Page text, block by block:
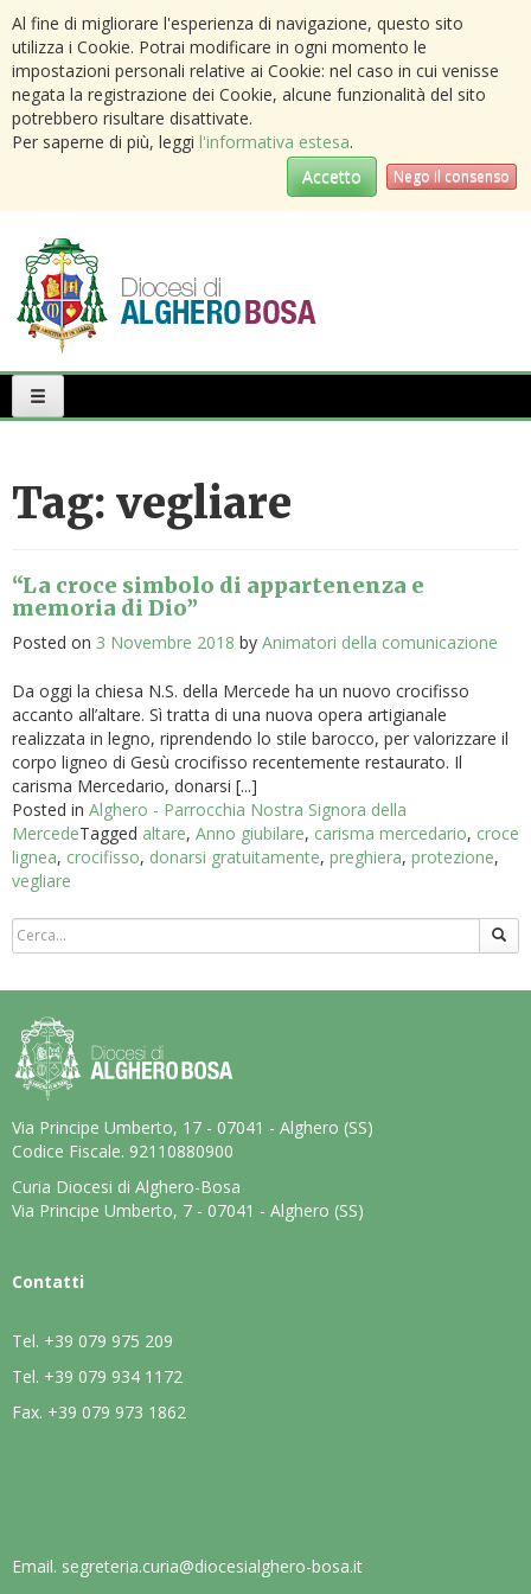
Al fine di migliorare l'esperienza di navigazione, questo sito
utilizza i Cookie. Potrai modificare in ogni momento le
impostazioni personali relative ai Cookie: nel caso in cui venisse
negata la registrazione dei Cookie, alcune funzionalità del sito
potrebbero risultare disattivate.
Per saperne di più, leggi l'informativa estesa.
Accetto
Nego il consenso
Menu
Tag: vegliare
“La croce simbolo di appartenenza e
memoria di Dio”
Posted on 3 Novembre 2018 by Animatori della comunicazione
Da oggi la chiesa N.S. della Mercede ha un nuovo crocifisso
accanto all’altare. Sì tratta di una nuova opera artigianale
realizzata in legno, riprendendo lo stile barocco, per valorizzare il
corpo ligneo di Gesù crocifisso recentemente restaurato. Il
carisma Mercedario, donarsi [...]
Posted in Alghero - Parrocchia Nostra Signora della
MercedeTagged altare, Anno giubilare, carisma mercedario, croce
lignea, crocifisso, donarsi gratuitamente, preghiera, protezione,
vegliare
Via Principe Umberto, 17 - 07041 - Alghero (SS)
Codice Fiscale. 92110880900
Curia Diocesi di Alghero-Bosa
Via Principe Umberto, 7 - 07041 - Alghero (SS)
Contatti
Tel. +39 079 975 209
Tel. +39 079 934 1172
Fax. +39 079 973 1862
Email. segreteria.curia@diocesialghero-bosa.it